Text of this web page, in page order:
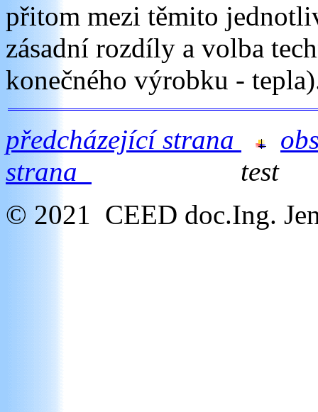
přitom mezi těmito
zásadní rozdíly a volba
konečného výrobku -
předcházející strana
strana
test
© 2021 CEED doc.Ing.